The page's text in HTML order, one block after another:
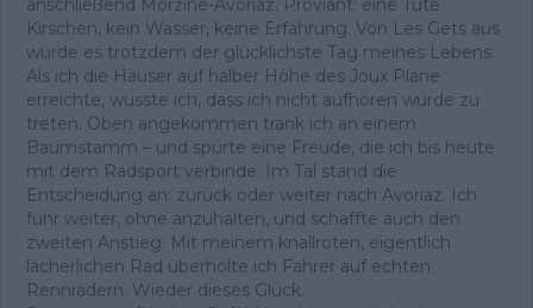
anschließend Morzine-Avoriaz. Proviant: eine Tüte
Kirschen, kein Wasser, keine Erfahrung. Von Les Gets aus
wurde es trotzdem der glücklichste Tag meines Lebens.
Als ich die Häuser auf halber Höhe des Joux Plane
erreichte, wusste ich, dass ich nicht aufhören würde zu
treten. Oben angekommen trank ich an einem
Baumstamm – und spürte eine Freude, die ich bis heute
mit dem Radsport verbinde. Im Tal stand die
Entscheidung an: zurück oder weiter nach Avoriaz. Ich
fuhr weiter, ohne anzuhalten, und schaffte auch den
zweiten Anstieg. Mit meinem knallroten, eigentlich
lächerlichen Rad überholte ich Fahrer auf echten
Rennrädern. Wieder dieses Glück.